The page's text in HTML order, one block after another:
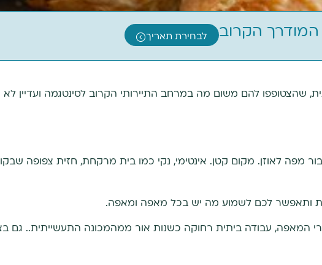
המודרך הקרוב לבחירת תאריך
להם משום מה במרחב התיירותי הקרוב לסינטגמה ועדיין לא
לאוזן. מקום קטן. אינטימי, נקי כמו בית מרקחת, חזית צפופה
ותאפשר לכם לשמוע מה יש בכל מאפה ומאפה.
המאפה, עבודה ביתית רחוקה כשנות אור ממהמכונה התעשייתית.. גם